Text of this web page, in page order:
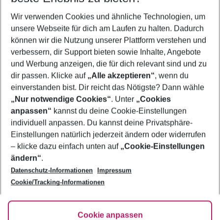
2 Erwachsene Keine Kinder
Mehr Filter anzeigen
Footer
Footer navigation
Über uns
AGB
Bestpreisgarantie
Cookie-Einstellungen ändern
Cookie-Richtlinie
Agenturbetreuung
Barrierefreies Reisen
FAQ
HanseMerkur Reiseversicherung
Folge uns
Wir verwenden Cookies und ähnliche Technologien, um
unsere Webseite für dich am Laufen zu halten. Dadurch
können wir die Nutzung unserer Plattform verstehen und
verbessern, dir Support bieten sowie Inhalte, Angebote
und Werbung anzeigen, die für dich relevant sind und zu
dir passen. Klicke auf „Alle akzeptieren“, wenn du
einverstanden bist. Dir reicht das Nötigste? Dann wähle
„Nur notwendige Cookies“. Unter „Cookies
anpassen“ kannst du deine Cookie-Einstellungen
individuell anpassen. Du kannst deine Privatsphäre-
Einstellungen natürlich jederzeit ändern oder widerrufen
– klicke dazu einfach unten auf „Cookie-Einstellungen
ändern“.
Datenschutz-Informationen
Impressum
Cookie/Tracking-Informationen
Cookie anpassen